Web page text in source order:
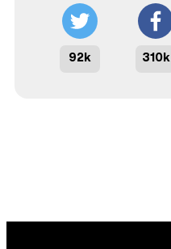
92k 310k